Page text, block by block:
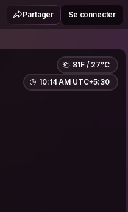
Partager Se connecter
81F / 27°C
10:14 AM UTC+5:30